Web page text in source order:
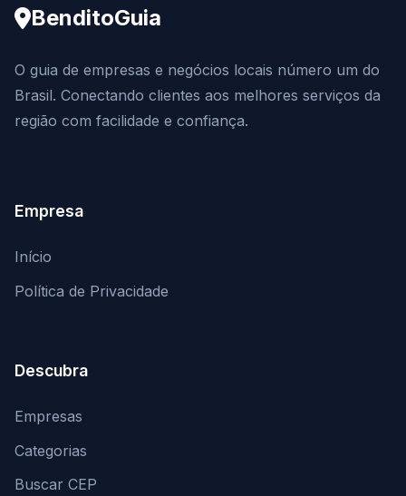
BenditoGuia
O guia de empresas e negócios locais número um do
Brasil. Conectando clientes aos melhores serviços da
região com facilidade e confiança.
Empresa
Início
Política de Privacidade
Descubra
Empresas
Categorias
Buscar CEP